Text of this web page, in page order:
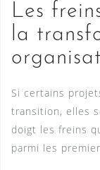
Les
la
Si certains
transition, elles
doigt les freins
parmi les